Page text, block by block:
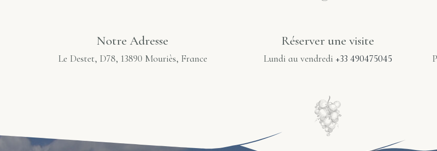
Notre Adresse
Le Destet, D78, 13890 Mouriès, France
Réserver une visite​
Lundi au vendredi +33 490475045